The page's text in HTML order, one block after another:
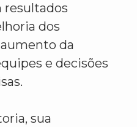
resultados
dos
da
e decisões
sua